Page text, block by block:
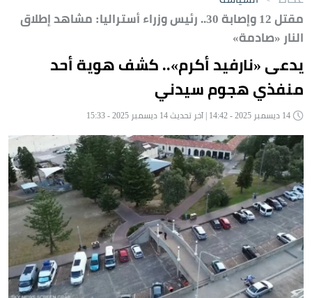
مقتل 12 وإصابة 30.. رئيس وزراء أستراليا: مشاهد إطلاق
النار «صادمة»
يدعى «نارفيد أكرم».. كشف هوية أحد
منفذي هجوم سيدني